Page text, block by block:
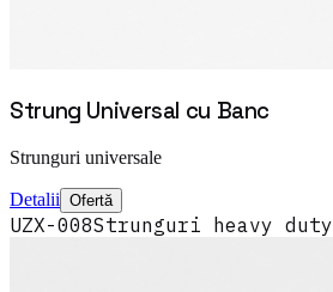
Strung Universal cu Banc
Strunguri universale
Detalii Ofertă
UZX-008Strunguri heavy duty